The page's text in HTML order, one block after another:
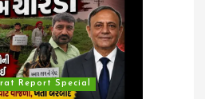
Report Special